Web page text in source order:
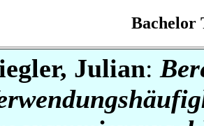
Bachelor
Julian: